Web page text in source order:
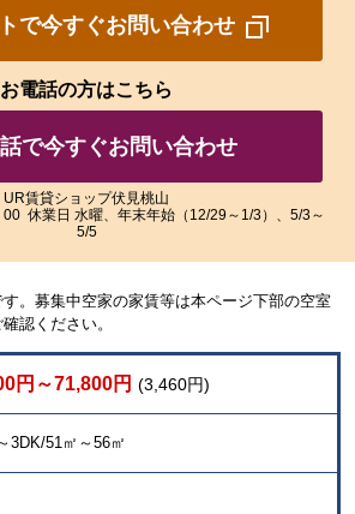
い
だ
ま
で今すぐお問い合わせ
お電話の方はこちら
で今すぐお問い合わせ
UR賃貸ショップ伏見桃山
休業日 水曜、年末年始（12/29～1/3）、5/3～
5/5
。募集中空家の家賃等は本ページ下部の空室
認ください。
円～71,800円 (3,460円)
3DK/51㎡～56㎡